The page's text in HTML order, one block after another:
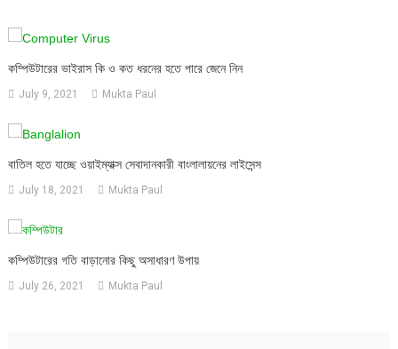
কম্পিউটারের ভাইরাস কি ও কত ধরনের হতে পারে জেনে নিন
July 9, 2021 Mukta Paul
বাতিল হতে যাচ্ছে ওয়াইম্যাক্স সেবাদানকারী বাংলালায়নের লাইসেন্স
July 18, 2021 Mukta Paul
কম্পিউটারের গতি বাড়ানোর কিছু অসাধারণ উপায়
July 26, 2021 Mukta Paul